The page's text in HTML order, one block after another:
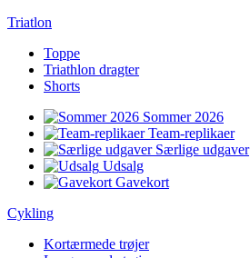
Triatlon
Toppe
Triathlon dragter
Shorts
Sommer 2026
Team-replikaer
Særlige udgaver
Udsalg
Gavekort
Cykling
Kortærmede trøjer